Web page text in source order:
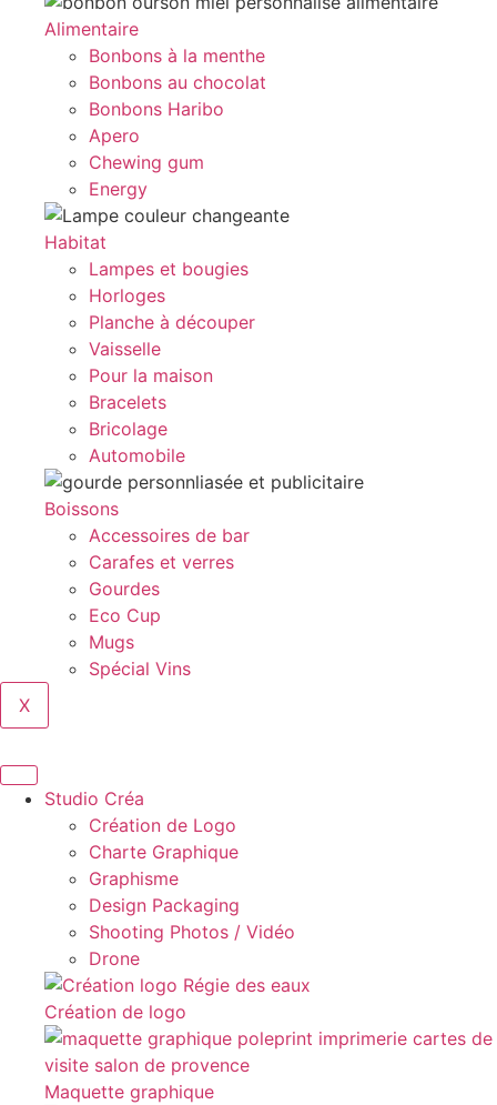
Alimentaire
Bonbons à la menthe
Bonbons au chocolat
Bonbons Haribo
Apero
Chewing gum
Energy
Habitat
Lampes et bougies
Horloges
Planche à découper
Vaisselle
Pour la maison
Bracelets
Bricolage
Automobile
Boissons
Accessoires de bar
Carafes et verres
Gourdes
Eco Cup
Mugs
Spécial Vins
X
Studio Créa
Création de Logo
Charte Graphique
Graphisme
Design Packaging
Shooting Photos / Vidéo
Drone
Création de logo
Maquette graphique